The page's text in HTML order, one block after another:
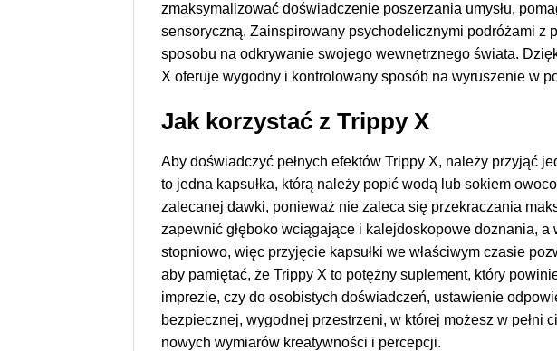
zmaksymalizować doświadczenie poszerzania umysłu,
sensoryczną. Zainspirowany psychodelicznymi podróżami z
sposobu na odkrywanie swojego wewnętrznego świata.
X oferuje wygodny i kontrolowany sposób na wyruszenie w
Jak korzystać z Trippy X
Aby doświadczyć pełnych efektów Trippy X, należy przyjąć
to jedna kapsułka, którą należy popić wodą lub sokiem
zalecanej dawki, ponieważ nie zaleca się przekraczania
zapewnić głęboko wciągające i kalejdoskopowe doznania, a
stopniowo, więc przyjęcie kapsułki we właściwym czasie
aby pamiętać, że Trippy X to potężny suplement, który
imprezie, czy do osobistych doświadczeń, ustawienie
bezpiecznej, wygodnej przestrzeni, w której możesz w pełni
nowych wymiarów kreatywności i percepcji.